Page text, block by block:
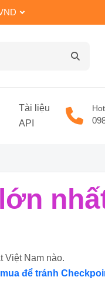
Tài liệu
API
Việt Nam nào.
để tránh